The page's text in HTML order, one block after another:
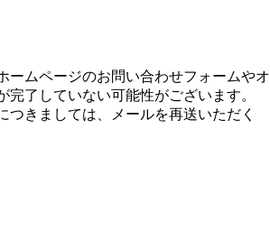
ームページのお問い合わせフォームやオ
了していない可能性がございます。
きましては、メールを再送いただく